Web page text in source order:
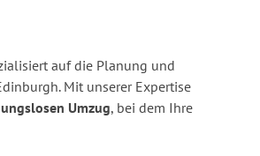
auf die Planung und
Mit unserer Expertise
Umzug, bei dem Ihre